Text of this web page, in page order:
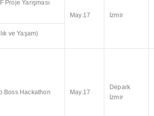
Proje Yarışması
May.17
İzmir
ve Yaşam)
Boss Hackathon May.17
Depark
İzmir